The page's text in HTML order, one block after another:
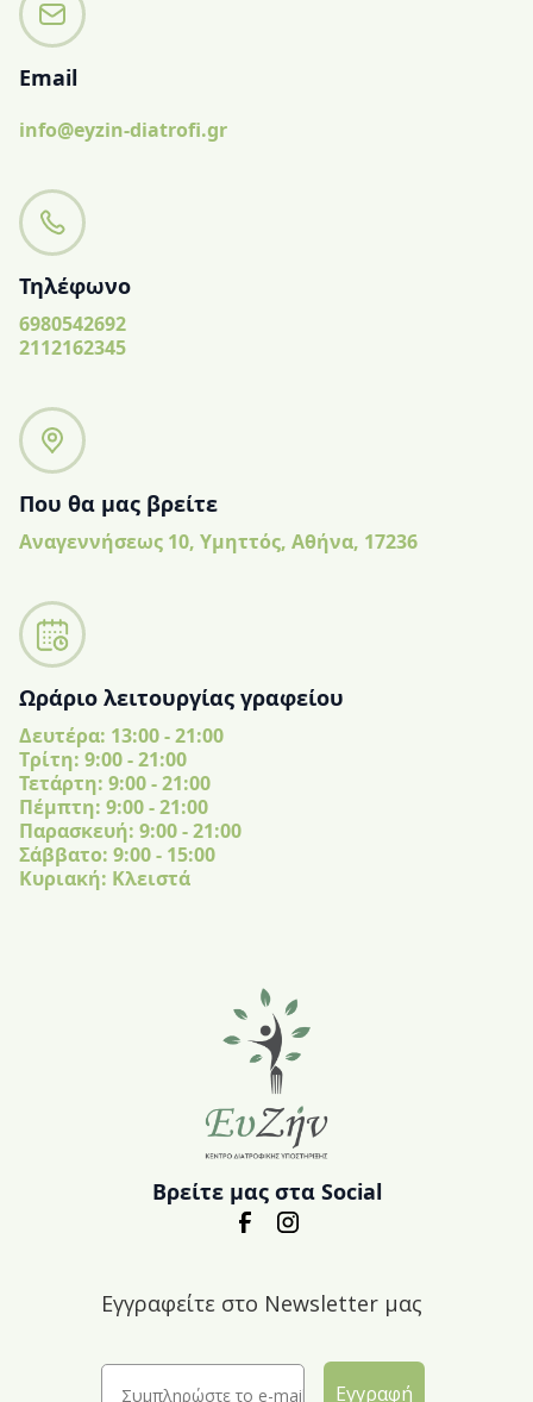
Email
info@eyzin-diatrofi.gr
Τηλέφωνο
6980542692
2112162345
Που θα μας βρείτε
Αναγεννήσεως 10, Υμηττός, Αθήνα, 17236
Ωράριο λειτουργίας γραφείου
Δευτέρα: 13:00 - 21:00
Tρίτη: 9:00 - 21:00
Τετάρτη: 9:00 - 21:00
Πέμπτη: 9:00 - 21:00
Παρασκευή: 9:00 - 21:00
Σάββατο: 9:00 - 15:00
Κυριακή: Κλειστά
Βρείτε μας στα Social
Εγγραφείτε στο Newsletter μας
Εγγραφή